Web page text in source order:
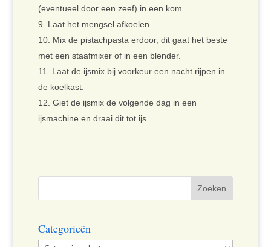
(eventueel door een zeef) in een kom.
Laat het mengsel afkoelen.
Mix de pistachpasta erdoor, dit gaat het beste
met een staafmixer of in een blender.
Laat de ijsmix bij voorkeur een nacht rijpen in
de koelkast.
Giet de ijsmix de volgende dag in een
ijsmachine en draai dit tot ijs.
Categorieën